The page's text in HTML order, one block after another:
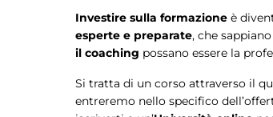
Investire sulla formazione è
esperte e preparate, che
il coaching possano essere la
Si tratta di un corso attraverso il
entreremo nello specifico